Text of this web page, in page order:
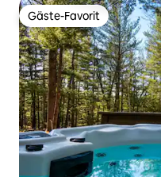
Gäste-Favorit
Gäste-Favorit